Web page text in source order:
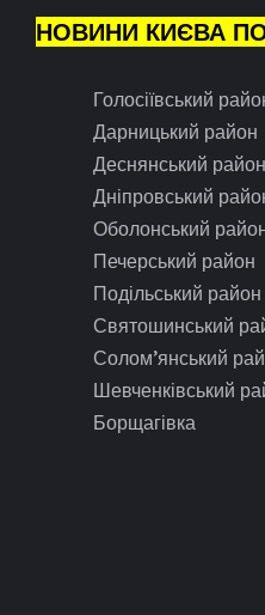
НОВИНИ КИЄВА
Голосіївський
Дарницький район
Деснянський район
Дніпровський
Оболонський
Печерський район
Подільський район
Святошинський
Солом’янський
Шевченківський
Борщагівка